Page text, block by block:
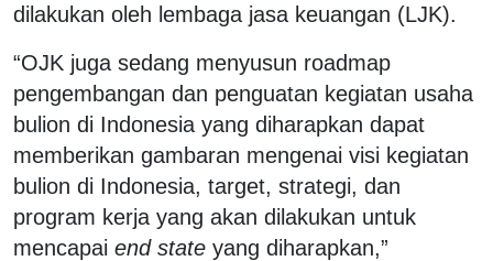
dilakukan oleh lembaga jasa keuangan (LJK).
“OJK juga sedang menyusun roadmap
pengembangan dan penguatan kegiatan usaha
bulion di Indonesia yang diharapkan dapat
memberikan gambaran mengenai visi kegiatan
bulion di Indonesia, target, strategi, dan
program kerja yang akan dilakukan untuk
mencapai end state yang diharapkan,”